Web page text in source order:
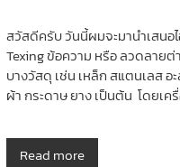
สวัสดีครับ วันนี้ผมจะมานำเสนอ
Texing ข้อความ หรือ ลวดลาย
บางวัสดุ เช่น เหล็ก สแตนเลส อ
ผ้า กระดาษ ยาง เป็นต้น โดยเ
Read more